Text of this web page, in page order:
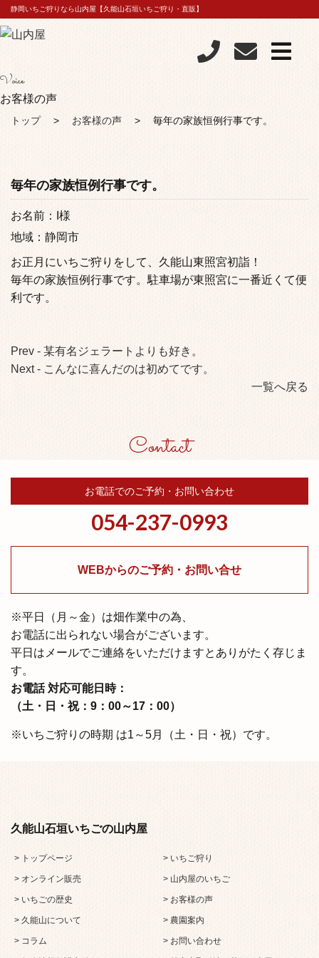
静岡いちご狩りなら山内屋【久能山石垣いちご狩り・直販】
Voice
お客様の声
トップ お客様の声 毎年の家族恒例行事です。
毎年の家族恒例行事です。
お名前：I様
地域：静岡市
お正月にいちご狩りをして、久能山東照宮初詣！
毎年の家族恒例行事です。駐車場が東照宮に一番近くて便
利です。
別
の
Prev - 某有名ジェラートよりも好き。
Next - こんなに喜んだのは初めてです。
一覧へ戻る
Contact
お電話でのご予約・お問い合わせ
054-237-0993
WEBからのご予約・お問い合せ
※平⽇（⽉～⾦）は畑作業中の為、
お電話に出られない場合がございます。
平日はメールでご連絡をいただけますとありがたく存じま
す。
お電話 対応可能日時：
（⼟・⽇・祝：9：00～17：00）
※いちご狩りの時期 は1～5⽉（⼟・⽇・祝）です。
久能山石垣いちごの山内屋
> トップページ > いちご狩り
> オンライン販売 > 山内屋のいちご
> いちごの歴史 > お客様の声
> 久能山について > 農園案内
> コラム > お問い合わせ